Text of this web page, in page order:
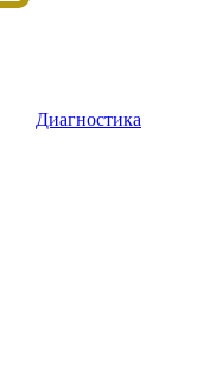
Диагностика